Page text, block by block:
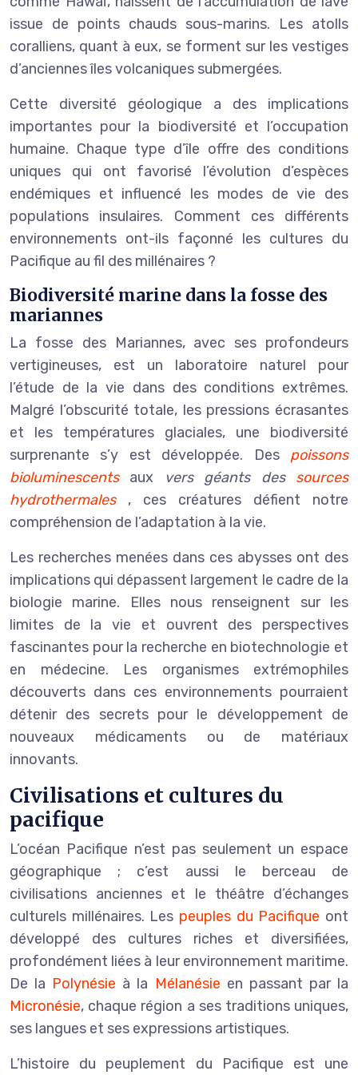
issue de points chauds sous-marins. Les atolls
coralliens, quant à eux, se forment sur les vestiges
d’anciennes îles volcaniques submergées.
Cette diversité géologique a des implications
importantes pour la biodiversité et l’occupation
humaine. Chaque type d’île offre des conditions
uniques qui ont favorisé l’évolution d’espèces
endémiques et influencé les modes de vie des
populations insulaires. Comment ces différents
environnements ont-ils façonné les cultures du
Pacifique au fil des millénaires ?
Biodiversité marine dans la fosse des
mariannes
La fosse des Mariannes, avec ses profondeurs
vertigineuses, est un laboratoire naturel pour
l’étude de la vie dans des conditions extrêmes.
Malgré l’obscurité totale, les pressions écrasantes
et les températures glaciales, une biodiversité
surprenante s’y est développée. Des poissons
bioluminescents aux vers géants des sources
hydrothermales , ces créatures défient notre
compréhension de l’adaptation à la vie.
Les recherches menées dans ces abysses ont des
implications qui dépassent largement le cadre de la
biologie marine. Elles nous renseignent sur les
limites de la vie et ouvrent des perspectives
fascinantes pour la recherche en biotechnologie et
en médecine. Les organismes extrémophiles
découverts dans ces environnements pourraient
détenir des secrets pour le développement de
nouveaux médicaments ou de matériaux
innovants.
Civilisations et cultures du
pacifique
L’océan Pacifique n’est pas seulement un espace
géographique ; c’est aussi le berceau de
civilisations anciennes et le théâtre d’échanges
culturels millénaires. Les peuples du Pacifique ont
développé des cultures riches et diversifiées,
profondément liées à leur environnement maritime.
De la Polynésie à la Mélanésie en passant par la
Micronésie, chaque région a ses traditions uniques,
ses langues et ses expressions artistiques.
L’histoire du peuplement du Pacifique est une